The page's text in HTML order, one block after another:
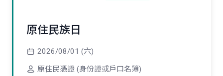
原住民族日
2026/08/01 (六)
原住民憑證 (身份證或戶口名簿)